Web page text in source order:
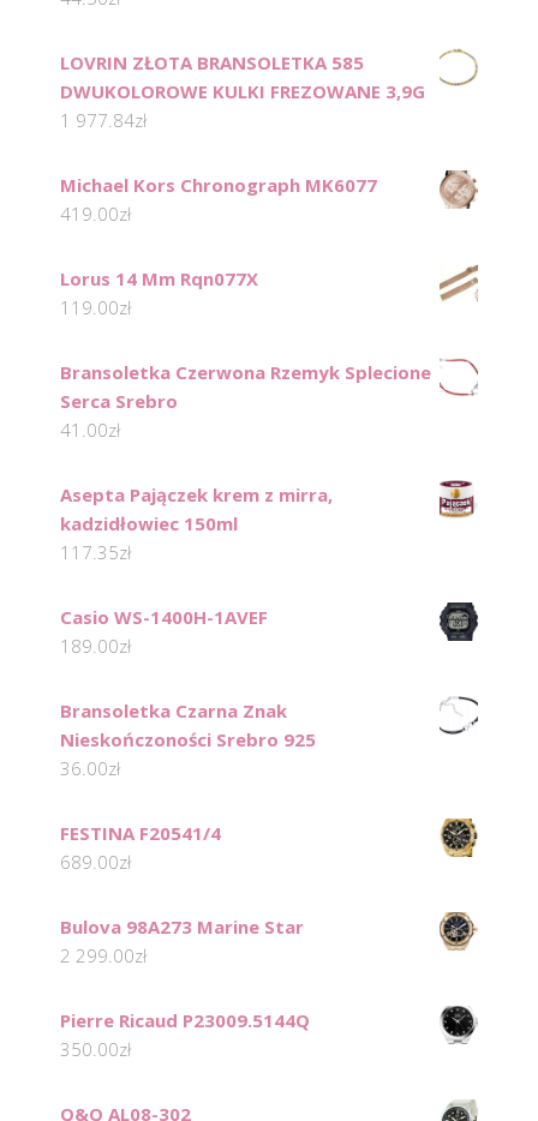
LOVRIN ZŁOTA BRANSOLETKA 585
DWUKOLOROWE KULKI FREZOWANE 3,9G
1 977.84zł
Michael Kors Chronograph MK6077
419.00zł
Lorus 14 Mm Rqn077X
119.00zł
Bransoletka Czerwona Rzemyk Splecione
Serca Srebro
41.00zł
Asepta Pajączek krem z mirra,
kadzidłowiec 150ml
117.35zł
Casio WS-1400H-1AVEF
189.00zł
Bransoletka Czarna Znak
Nieskończoności Srebro 925
36.00zł
FESTINA F20541/4
689.00zł
Bulova 98A273 Marine Star
2 299.00zł
Pierre Ricaud P23009.5144Q
350.00zł
Q&Q AL08-302